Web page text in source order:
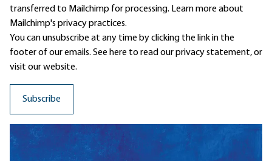
transferred to Mailchimp for processing. Learn moreabout
Mailchimp's privacy practices.
You can unsubscribe at any time by clicking the link in the
footer of our emails. See here to read ourprivacy statement, or
visit our website.